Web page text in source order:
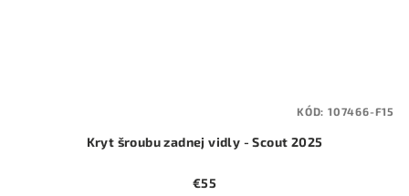
Kryt šroubu zadnej vidly - Scout 2025
€55
KÓD: 107466-F15